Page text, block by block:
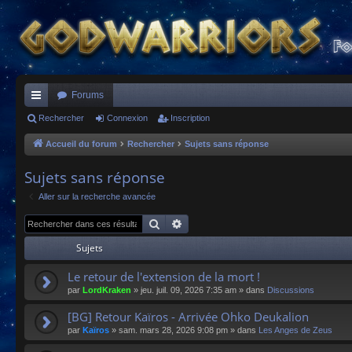
ac
co
s
Forums
Rechercher Connexion Inscription
Accueil du forum Rechercher Sujets sans réponse
Sujets sans réponse
Aller sur la recherche avancée
Rechercher
Sujets
Le retour de l'extension de la mort !
par LordKraken » jeu. juil. 09, 2026 7:35 am » dans Discussions
[BG] Retour Kaïros - Arrivée Ohko Deukalion
par Kaïros » sam. mars 28, 2026 9:08 pm » dans Les Anges de Zeus